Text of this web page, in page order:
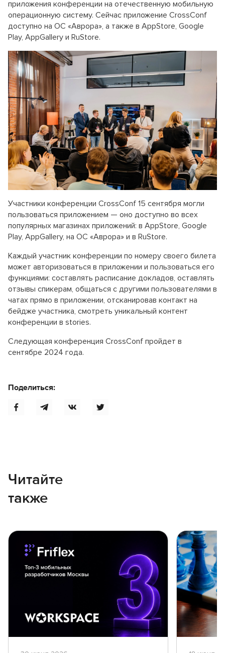
приложения конференции на отечественную мобильную
операционную систему. Сейчас приложение CrossConf
доступно на ОС «Аврора», а также в AppStore, Google
Play, AppGallery и RuStore.
Участники конференции CrossConf 15 сентября могли
пользоваться приложением — оно доступно во всех
популярных магазинах приложений: в AppStore, Google
Play, AppGallery, на ОС «Аврора» и в RuStore.
Каждый участник конференции по номеру своего билета
может авторизоваться в приложении и пользоваться его
функциями: составлять расписание докладов, оставлять
отзывы спикерам, общаться с другими пользователями в
чатах прямо в приложении, отсканировав контакт на
бейдже участника, смотреть уникальный контент
конференции в stories.
Следующая конференция CrossConf пройдет в
сентябре 2024 года.
Поделиться:
Читайте
также